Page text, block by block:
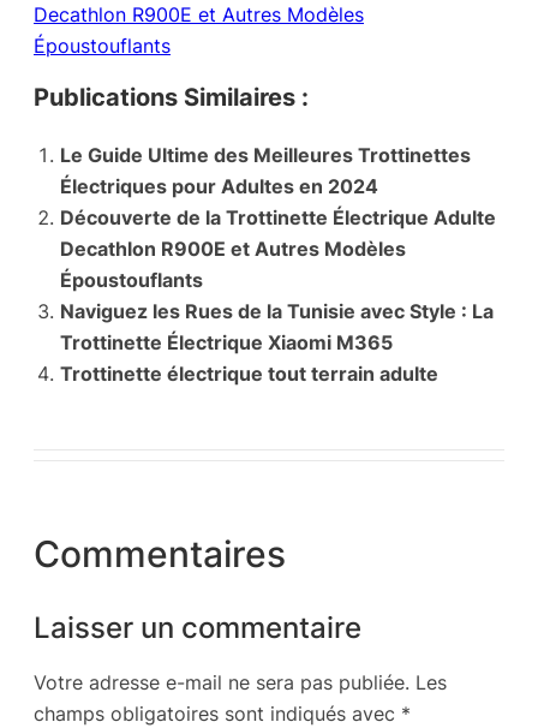
Decathlon R900E et Autres Modèles
Époustouflants
Publications Similaires :
Le Guide Ultime des Meilleures Trottinettes
Électriques pour Adultes en 2024
Découverte de la Trottinette Électrique Adulte
Decathlon R900E et Autres Modèles
Époustouflants
Naviguez les Rues de la Tunisie avec Style : La
Trottinette Électrique Xiaomi M365
Trottinette électrique tout terrain adulte
Commentaires
Laisser un commentaire
Votre adresse e-mail ne sera pas publiée. Les
champs obligatoires sont indiqués avec *